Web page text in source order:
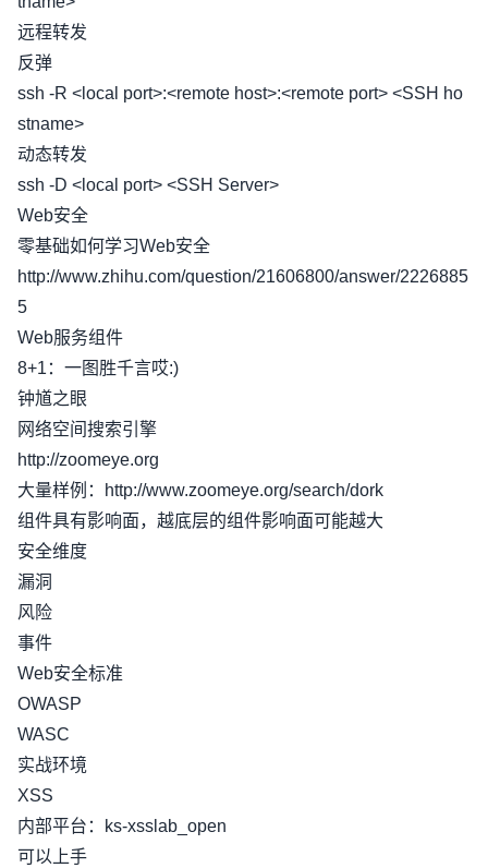
远程转发
反弹
ssh -R <local port>:<remote host>:<remote port> <SSH ho
stname>
动态转发
ssh -D <local port> <SSH Server>
Web安全
零基础如何学习Web安全
http://www.zhihu.com/question/21606800/answer/2226885
5
Web服务组件
8+1：一图胜千言哎:)
钟馗之眼
网络空间搜索引擎
http://zoomeye.org
大量样例：http://www.zoomeye.org/search/dork
组件具有影响面，越底层的组件影响面可能越大
安全维度
漏洞
风险
事件
Web安全标准
OWASP
WASC
实战环境
XSS
内部平台：ks-xsslab_open
可以上手